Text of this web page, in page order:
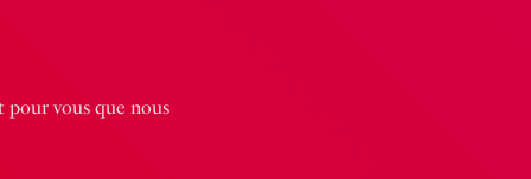
pour vous que nous